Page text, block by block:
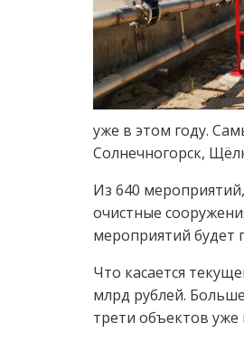
уже в этом году.
Солнечногорск,
Из 640
очистные
мероприятий будет
Что касается
млрд рублей.
трети объектов уже